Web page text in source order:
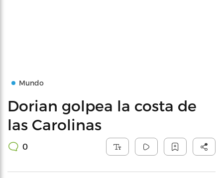
Mundo
Dorian golpea la costa de
las Carolinas
0